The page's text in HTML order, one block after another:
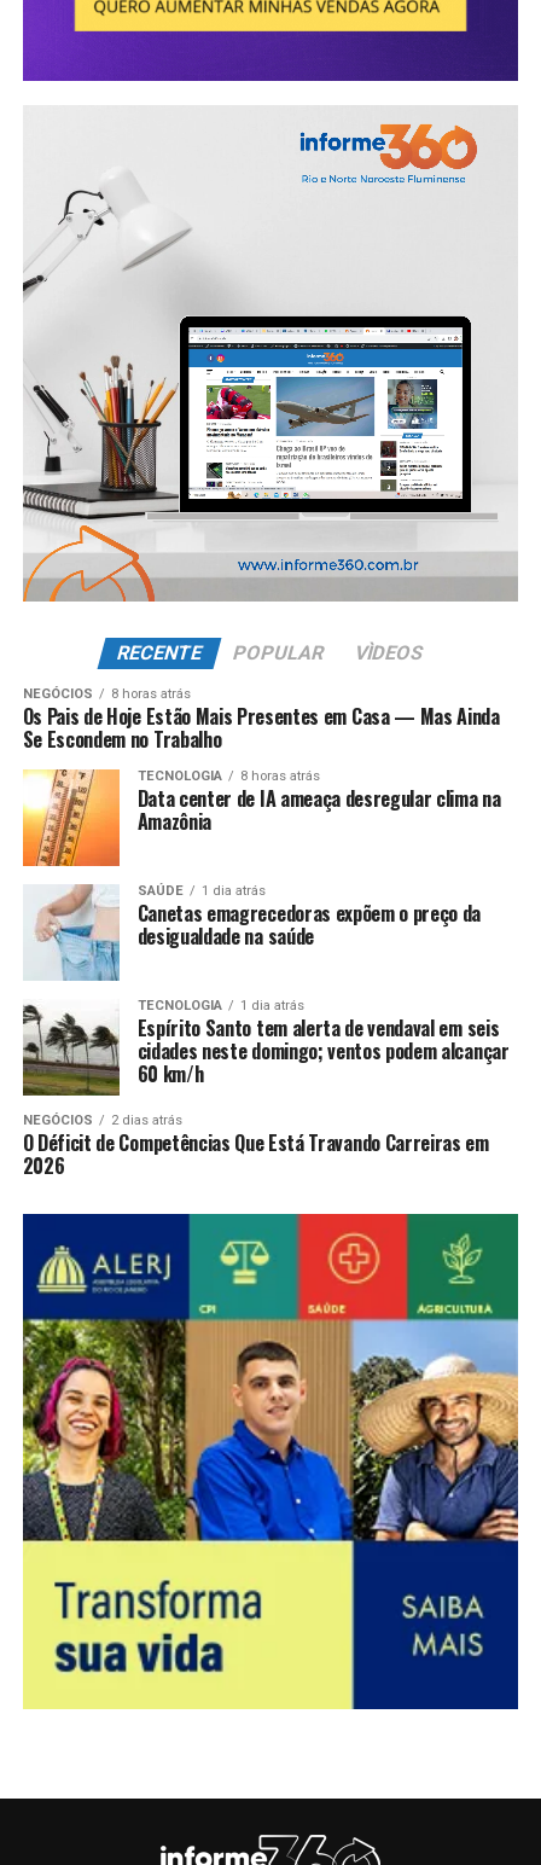
RECENTE POPULAR VÌDEOS
NEGÓCIOS 8 horas atrás
Os Pais de Hoje Estão Mais Presentes em Casa — Mas Ainda
Se Escondem no Trabalho
TECNOLOGIA 8 horas atrás
Data center de IA ameaça desregular clima na
Amazônia
SAÚDE 1 dia atrás
Canetas emagrecedoras expõem o preço da
desigualdade na saúde
TECNOLOGIA 1 dia atrás
Espírito Santo tem alerta de vendaval em seis
cidades neste domingo; ventos podem alcançar
60 km/h
NEGÓCIOS 2 dias atrás
O Déficit de Competências Que Está Travando Carreiras em
2026